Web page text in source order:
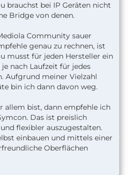
brauchst bei IP Geräten nicht
Bridge von denen.
Community sauer
genau zu rechnen, ist
musst für jeden Hersteller ein
nach Laufzeit für jedes
Aufgrund meiner Vielzahl
bin ich dann davon weg.
allem bist, dann empfehle ich
Das ist preislich
flexibler auszugestalten.
einbauen und mittels einer
Oberflächen